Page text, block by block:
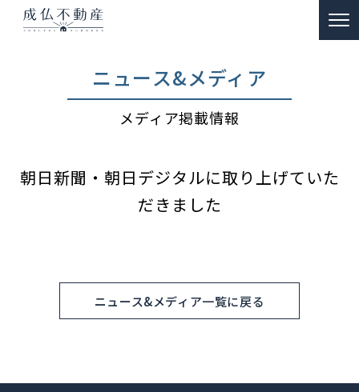
ニュース&メディア
メディア掲載情報
朝日新聞・朝日デジタルに取り上げていた
だきました
ニュース&メディア一覧に戻る
事故物件のお悩み解決
ー ご供養
私たちの約束
採用情報